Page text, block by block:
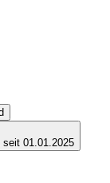
01.01.2025